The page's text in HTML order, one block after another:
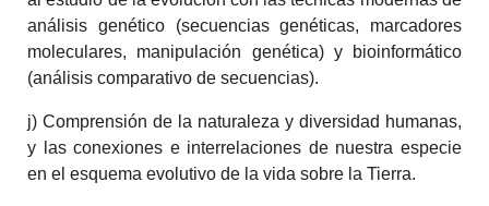
análisis genético (secuencias genéticas, marcadores
moleculares, manipulación genética) y bioinformático
(análisis comparativo de secuencias).
j) Comprensión de la naturaleza y diversidad humanas,
y las conexiones e interrelaciones de nuestra especie
en el esquema evolutivo de la vida sobre la Tierra.